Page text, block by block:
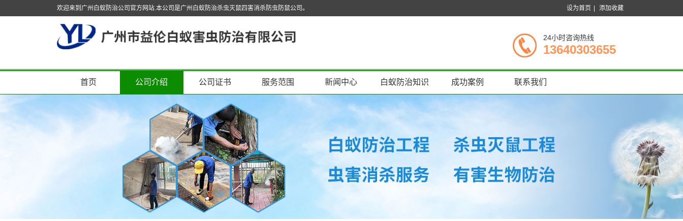
欢迎来到广州白蚁防治公司官方网站.本公司是广州白蚁防治杀虫灭鼠四害消杀防虫防鼠公司。 设为首页 添加收藏
24小时咨询热线
13640303655
首页 公司介绍 公司证书 服务范围 新闻中心 白蚁防治知识 成功案例 联系我们